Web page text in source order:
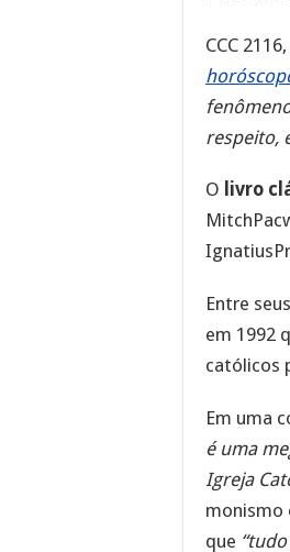
CCC 2116,
respeito,
O livro
Entre
em 1992
católicos
Em uma
é uma
Igreja
monismo
que